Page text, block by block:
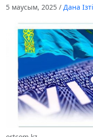
5 маусым, 2025 / Дана